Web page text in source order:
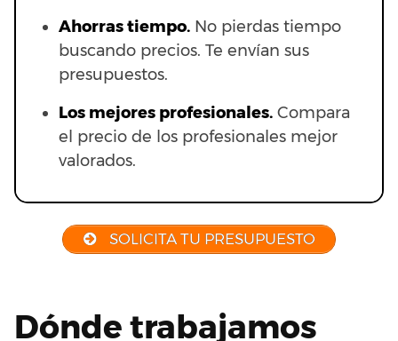
Ahorras tiempo. No pierdas tiempo
buscando precios. Te envían sus
presupuestos.
Los mejores profesionales. Compara
el precio de los profesionales mejor
valorados.
SOLICITA TU PRESUPUESTO
Dónde trabajamos